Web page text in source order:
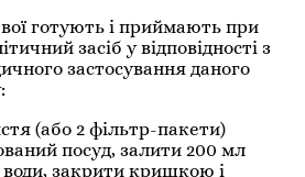
готують і приймають при
засіб у відповідності з
застосування даного
(або 2 фільтр-пакети)
посуд, залити 200 мл
води, закрити кришкою і